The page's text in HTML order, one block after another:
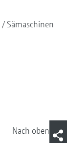
Sämaschinen
Nach oben